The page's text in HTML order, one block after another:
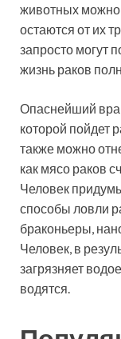
животных можно
остаются от их
запросто могут
жизнь раков
Опаснейший
которой пойдет
также можно
как мясо раков
Человек
способы ловли
браконьеры,
Человек, в
загрязняет
водятся.